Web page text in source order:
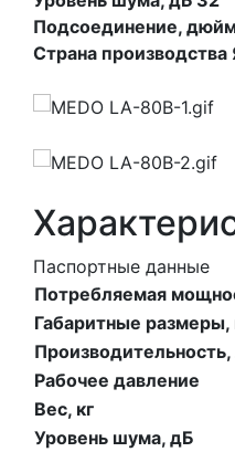
Подсоединение,
Страна производства
Паспортные данные
Потребляемая
Габаритные
Рабочее давление
Вес, кг
Уровень шума, дБ